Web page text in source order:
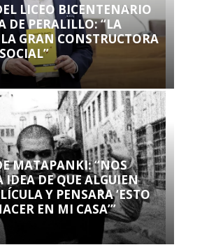
LICEO BICENTENARIO
DE PERALILLO: “LA
LA GRAN CONSTRUCTORA
MATAPANKI: “NOS
IDEA DE QUE ALGUIEN
Y PENSARA ‘ESTO
EN MI CASA’”